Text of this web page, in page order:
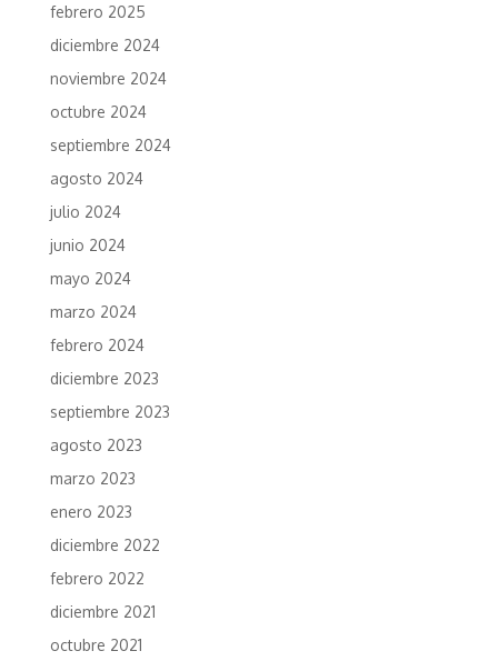
febrero 2025
diciembre 2024
noviembre 2024
octubre 2024
septiembre 2024
agosto 2024
julio 2024
junio 2024
mayo 2024
marzo 2024
febrero 2024
diciembre 2023
septiembre 2023
agosto 2023
marzo 2023
enero 2023
diciembre 2022
febrero 2022
diciembre 2021
octubre 2021